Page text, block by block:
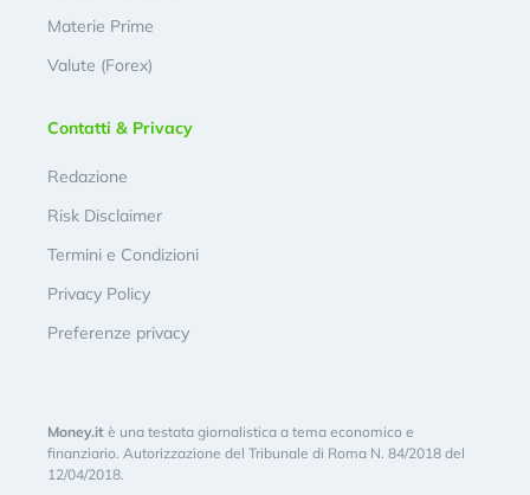
Materie Prime
Valute (Forex)
Contatti & Privacy
Redazione
Risk Disclaimer
Termini e Condizioni
Privacy Policy
Preferenze privacy
Money.it è una testata giornalistica a tema economico e
finanziario. Autorizzazione del Tribunale di Roma N. 84/2018 del
12/04/2018.